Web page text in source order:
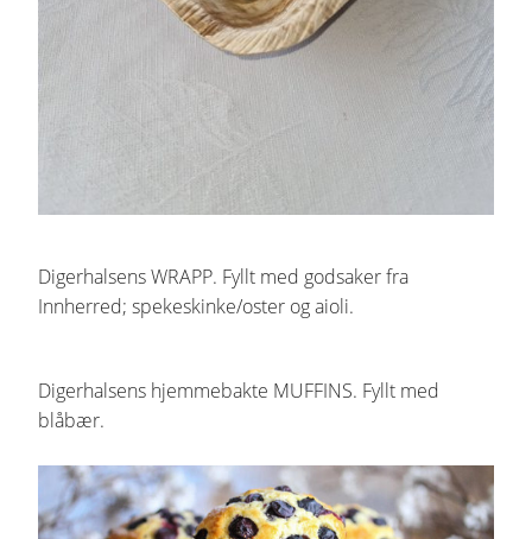
Digerhalsens WRAPP. Fyllt med godsaker fra
Innherred; spekeskinke/oster og aioli.
Digerhalsens hjemmebakte MUFFINS. Fyllt med
blåbær.